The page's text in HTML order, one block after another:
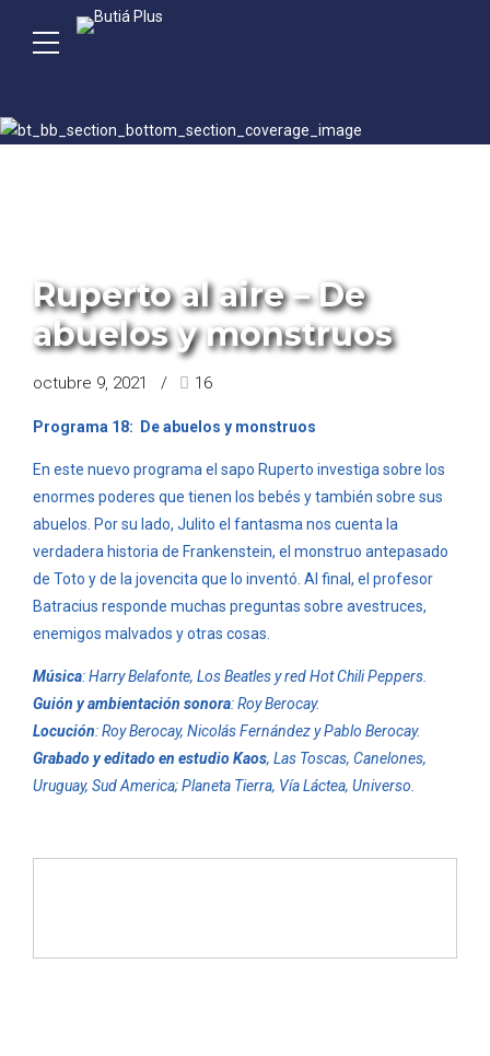
Ruperto al aire – De
abuelos y monstruos
octubre 9, 2021 16
Programa 18: De abuelos y monstruos
En este nuevo programa el sapo Ruperto investiga sobre los
enormes poderes que tienen los bebés y también sobre sus
abuelos. Por su lado, Julito el fantasma nos cuenta la
verdadera historia de Frankenstein, el monstruo antepasado
de Toto y de la jovencita que lo inventó. Al final, el profesor
Batracius responde muchas preguntas sobre avestruces,
enemigos malvados y otras cosas.
Música: Harry Belafonte, Los Beatles y red Hot Chili Peppers.
Guión y ambientación sonora: Roy Berocay.
Locución: Roy Berocay, Nicolás Fernández y Pablo Berocay.
Grabado y editado en estudio Kaos, Las Toscas, Canelones,
Uruguay, Sud America; Planeta Tierra, Vía Láctea, Universo.